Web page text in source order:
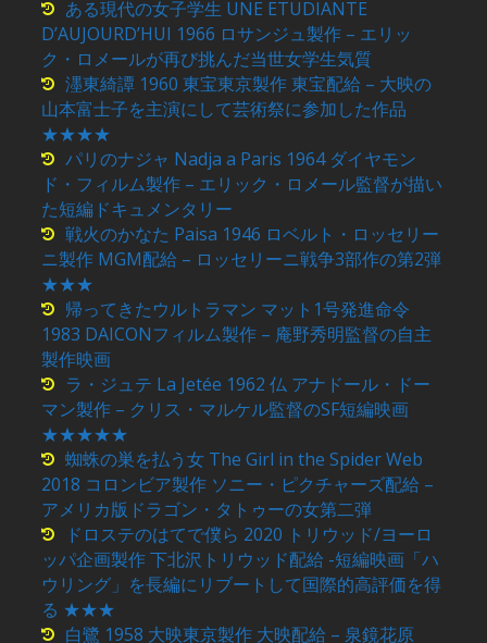
ある現代の女子学生 UNE ETUDIANTE
D’AUJOURD’HUI 1966 ロサンジュ製作 – エリッ
ク・ロメールが再び挑んだ当世女学生気質
濹東綺譚 1960 東宝東京製作 東宝配給 – 大映の
山本富士子を主演にして芸術祭に参加した作品
★★★★
パリのナジャ Nadja a Paris 1964 ダイヤモン
ド・フィルム製作 – エリック・ロメール監督が描い
た短編ドキュメンタリー
戦火のかなた Paisa 1946 ロベルト・ロッセリー
ニ製作 MGM配給 – ロッセリーニ戦争3部作の第2弾
★★★
帰ってきたウルトラマン マット1号発進命令
1983 DAICONフィルム製作 – 庵野秀明監督の自主
製作映画
ラ・ジュテ La Jetée 1962 仏 アナドール・ドー
マン製作 – クリス・マルケル監督のSF短編映画
★★★★★
蜘蛛の巣を払う女 The Girl in the Spider Web
2018 コロンビア製作 ソニー・ピクチャーズ配給 –
アメリカ版ドラゴン・タトゥーの女第二弾
ドロステのはてで僕ら 2020 トリウッド/ヨーロ
ッパ企画製作 下北沢トリウッド配給 -短編映画「ハ
ウリング」を長編にリブートして国際的高評価を得
る ★★★
白鷺 1958 大映東京製作 大映配給 – 泉鏡花原